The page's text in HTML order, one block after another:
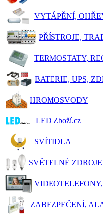
VYTÁPĚNÍ,
PŘÍSTROJE,
TERMOSTATY,
BATERIE, UPS,
HROMOSVODY
LED Zboží.cz
SVÍTIDLA
SVĚTELNÉ ZDROJE
ZABEZPEČENÍ,